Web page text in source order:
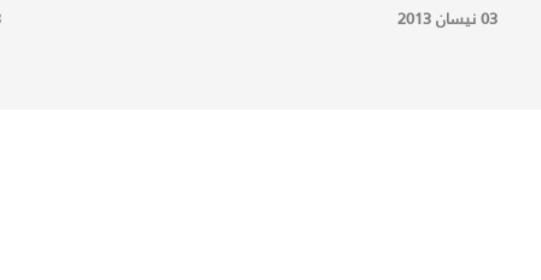
03 نيسان 2013